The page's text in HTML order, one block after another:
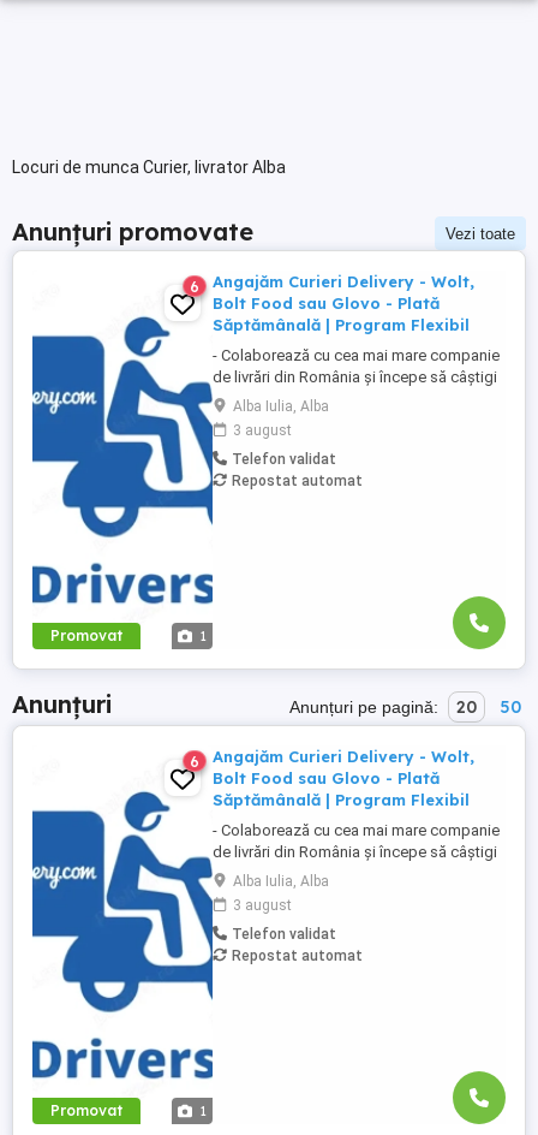
Locuri de munca Curier, livrator Alba
Anunțuri promovate Vezi toate
Promovat 1
6
Angajăm Curieri Delivery - Wolt,
Bolt Food sau Glovo - Plată
Săptămânală | Program Flexibil
- Colaborează cu cea mai mare companie
de livrări din România și începe să câștigi
rapid! - Cerințe: Minim 18 ani Mijloc de
transport propriu (mașină, scuter,
motocicletă sau bicicletă) Telefon mobil
cu acces la internet - Ce oferim: Plată
săptămânală, fără întârzieri Bonusuri
Alba Iulia, Alba
3 august
Telefon validat
Repostat automat
Anunțuri Anunțuri pe pagină: 20 50
Promovat 1
6
Angajăm Curieri Delivery - Wolt,
Bolt Food sau Glovo - Plată
Săptămânală | Program Flexibil
- Colaborează cu cea mai mare companie
de livrări din România și începe să câștigi
rapid! - Cerințe: Minim 18 ani Mijloc de
transport propriu (mașină, scuter,
motocicletă sau bicicletă) Telefon mobil
cu acces la internet - Ce oferim: Plată
săptămânală, fără întârzieri Bonusuri
Alba Iulia, Alba
3 august
Telefon validat
Repostat automat